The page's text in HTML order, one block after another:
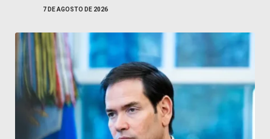
7 DE AGOSTO DE 2026